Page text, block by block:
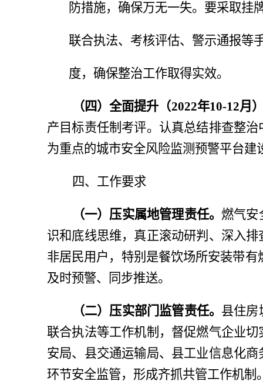
防措施，确保万无一失。要采取挂
联合执法、考核评估、警示通报等
度，确保整治工作取得实效。
（四）全面提升（2022年10-12月
产目标责任制考评。认真总结排查整
为重点的城市安全风险监测预警平台
四、工作要求
（一）压实属地管理责任。 燃气安
识和底线思维，真正滚动研判、深入
非居民用户，特别是餐饮场所安装带
及时预警、同步推送。
（二）压实部门监管责任。 县住房
联合执法等工作机制，督促燃气企业
安局、县交通运输局、 县工业信息化商
环节安全监管，形成齐抓共管工作机制